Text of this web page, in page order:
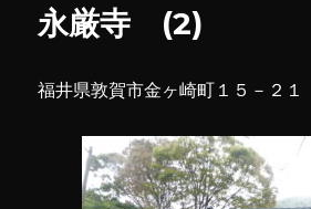
永厳寺 (2)
福井県敦賀市金ヶ崎町１５－２１